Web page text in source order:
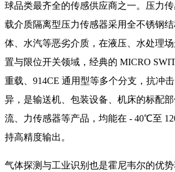
球品类最齐全的传感供应商之一。压力
载介质隔离型压力传感器采用全不锈钢
体、水汽等恶劣介质，在液压、水处理
置与限位开关领域，经典的 MICRO
重载、914CE 通用型等多个分支，抗冲
异，是输送机、包装设备、机床的标配
流、力传感器等产品，均能在 - 40℃至
持高精度输出。
气体探测与工业识别也是霍尼韦尔的优